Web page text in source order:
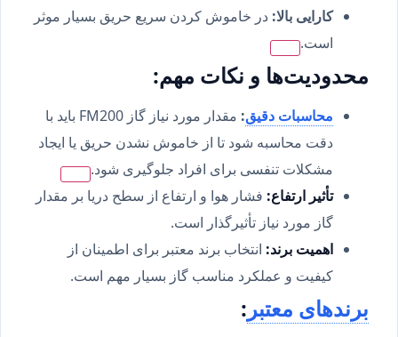
کارایی بالا:در خاموش کردن سریع حریق بسیار موثر
است.
محدودیت‌ها و نکات مهم:
محاسبات دقیق:
مقدار مورد نیاز گاز FM200 باید با
دقت محاسبه شود تا از خاموش نشدن حریق یا ایجاد
مشکلات تنفسی برای افراد جلوگیری شود.
تأثیر ارتفاع:فشار هوا و ارتفاع از سطح دریا بر مقدار
گاز مورد نیاز تأثیرگذار است.
اهمیت برند:انتخاب برند معتبر برای اطمینان از
کیفیت و عملکرد مناسب گاز بسیار مهم است.
برندهای معتبر :